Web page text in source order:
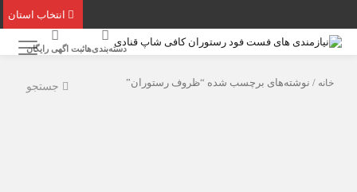
انتخاب استان
دسته‌بندی‌هاثبت اگهی رایگان
جستجو خانه/ نوشته‌های برچسب شده “ظروف رستوران‌”